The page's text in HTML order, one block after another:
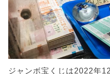
ジャンボ宝くじは2022年